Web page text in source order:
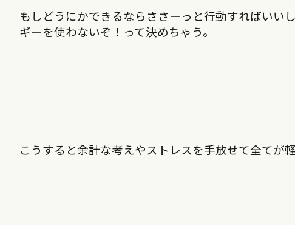
もしどうにかできるならささーっと行動すればいい
ギーを使わないぞ！って決めちゃう。
こうすると余計な考えやストレスを手放せて全てが